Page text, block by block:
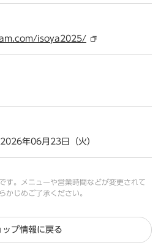
isoya2025/
年06月23日（火）
す。メニューや営業時間などが変更されて
かじめご了承ください。
ップ情報に戻る